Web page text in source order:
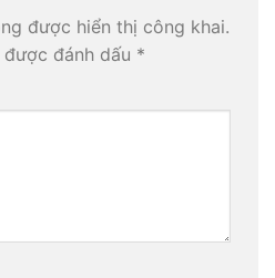
được hiển thị công khai.
đánh dấu *